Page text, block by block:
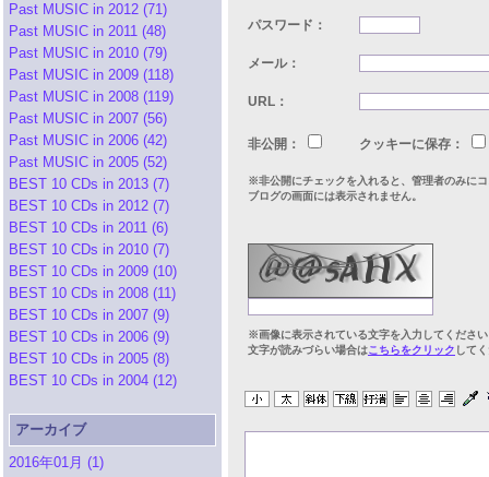
Past MUSIC in 2012 (71)
Past MUSIC in 2011 (48)
Past MUSIC in 2010 (79)
Past MUSIC in 2009 (118)
Past MUSIC in 2008 (119)
Past MUSIC in 2007 (56)
Past MUSIC in 2006 (42)
Past MUSIC in 2005 (52)
BEST 10 CDs in 2013 (7)
BEST 10 CDs in 2012 (7)
BEST 10 CDs in 2011 (6)
BEST 10 CDs in 2010 (7)
BEST 10 CDs in 2009 (10)
BEST 10 CDs in 2008 (11)
BEST 10 CDs in 2007 (9)
BEST 10 CDs in 2006 (9)
BEST 10 CDs in 2005 (8)
BEST 10 CDs in 2004 (12)
アーカイブ
2016年01月 (1)
パスワード：
メール：
URL：
非公開： クッキーに保存：
※非公開にチェックを入れると、管理者のみに
ブログの画面には表示されません。
※画像に表示されている文字を入力してくださ
文字が読みづらい場合はこちらをクリック して